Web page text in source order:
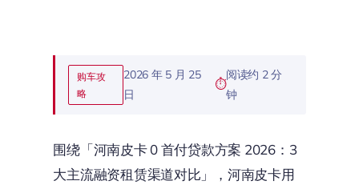
购车攻
略
2026 年 5 月 25
日
阅读约 2 分
钟
围绕「河南皮卡 0 首付贷款方案 2026：3
大主流融资租赁渠道对比」，河南皮卡用